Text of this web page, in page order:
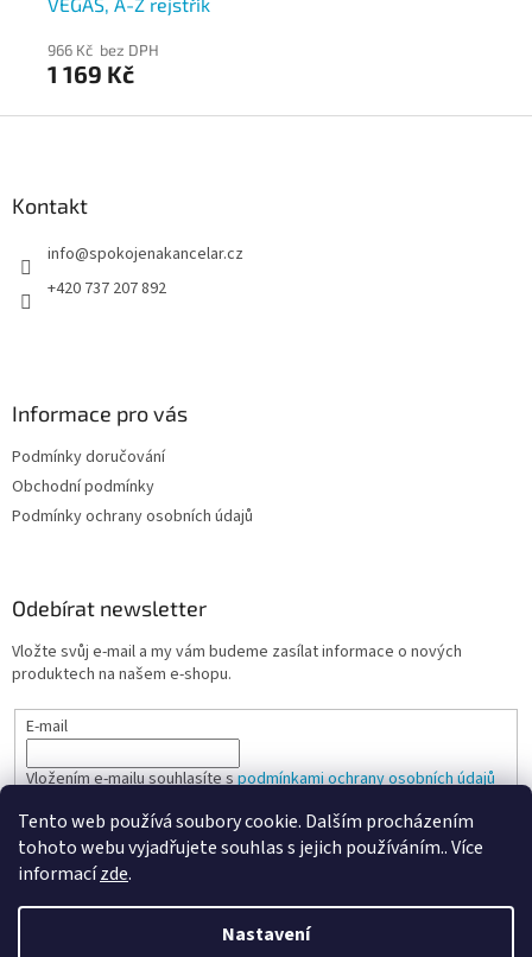
Tento web používá soubory cookie. Dalším procházením
tohoto webu vyjadřujete souhlas s jejich používáním.. Více
informacízde.
Nastavení
966 Kč bez DPH
1 169 Kč
Kontakt
info@spokojenakancelar.cz
+420 737 207 892
Informace pro vás
Podmínky doručování
Obchodní podmínky
Podmínky ochrany osobních údajů
Odebírat newsletter
Vložte svůj e-mail a my vám budeme zasílat informace o nových
produktech na našem e-shopu.
E-mail
Vložením e-mailu souhlasíte spodmínkami ochrany osobních údajů
PŘIHLÁSIT SE
Vytvořil Shoptet